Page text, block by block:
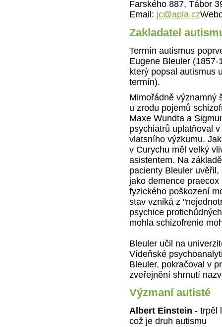
Farského 887, Tábor
Email: jc@apla.cz
Zakladatel
Termín autismus
Eugene Bleuler (1857-
který popsal autismus
termín).
Mimořádně významný
u zrodu pojemů
Maxe Wundta a
psychiatrů uplatňoval
vlatsního výzkumu.
v Curychu měl velký
asistentem. Na
pacienty Bleuler
jako demence
fyzického poškození
stav vzniká z
psychice
mohla schizofrenie
Bleuler učil na
Vídeňské
Bleuler, pokračoval v
zveřejnění shrnutí
Výzmaní autisté
Albert Einstein - trpěl
což je druh autismu